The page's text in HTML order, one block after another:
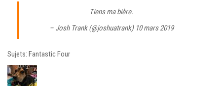
Tiens ma bière.
– Josh Trank (@joshuatrank) 10 mars 2019
Sujets: Fantastic Four